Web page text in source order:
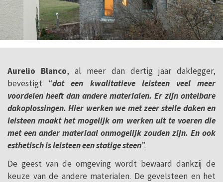
Aurelio Blanco, al meer dan dertig jaar daklegger,
bevestigt “dat een kwalitatieve leisteen veel meer
voordelen heeft dan andere materialen. Er zijn ontelbare
dakoplossingen. Hier werken we met zeer steile daken en
leisteen maakt het mogelijk om werken uit te voeren die
met een ander materiaal onmogelijk zouden zijn. En ook
esthetisch is leisteen een statige steen”.
De geest van de omgeving wordt bewaard dankzij de
keuze van de andere materialen. De gevelsteen en het